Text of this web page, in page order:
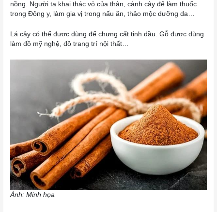
nồng. Người ta khai thác vỏ của thân, cành cây để làm thuốc
trong Đông y, làm gia vị trong nấu ăn, thảo mộc dưỡng da…
Lá cây có thể được dùng để chưng cất tinh dầu. Gỗ được dùng
làm đồ mỹ nghệ, đồ trang trí nội thất…
Ảnh: Minh họa